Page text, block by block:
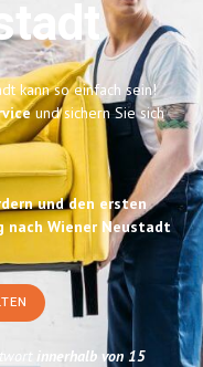
kann so einfach sein!
und sichern Sie sich
und den ersten
nach Wiener Neustadt
innerhalb von 15